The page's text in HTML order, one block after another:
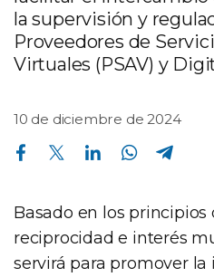
la supervisión y
Proveedores de
Virtuales (PSAV) y
10 de diciembre de 2024
Compartir en Facebook Compartir en Twitter Compartir en Linkedin Compartir en Whatsapp
Basado en los principios
reciprocidad e interés
servirá para promover